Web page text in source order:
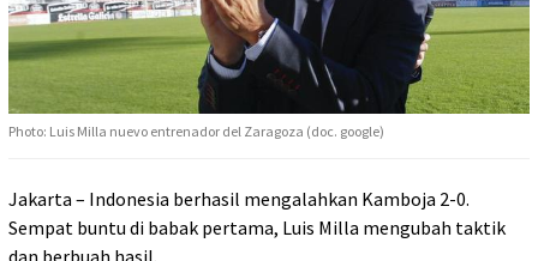
Photo: Luis Milla nuevo entrenador del Zaragoza (doc. google)
Jakarta – Indonesia berhasil mengalahkan Kamboja 2-0.
Sempat buntu di babak pertama, Luis Milla mengubah taktik